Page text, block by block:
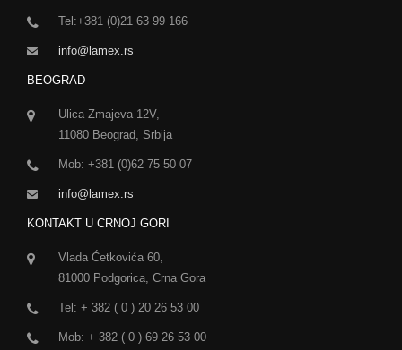
Tel:+381 (0)21 63 99 166
info@lamex.rs
BEOGRAD
Ulica Zmajeva 12V,
11080 Beograd, Srbija
Mob: +381 (0)62 75 50 07
info@lamex.rs
KONTAKT U CRNOJ GORI
Vlada Ćetkovića 60,
81000 Podgorica, Crna Gora
Tel: + 382 ( 0 ) 20 26 53 00
Mob: + 382 ( 0 ) 69 26 53 00